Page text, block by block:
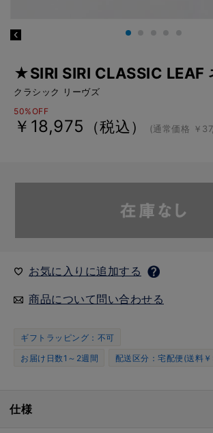
★SIRI SIRI CLASSIC LEAF
クラシック リーヴズ
50%OFF
￥18,975 （税込） (通常価格 ￥
お気に入りに追加する
商品について問い合わせる
ギフトラッピング：不可
お届け日数1～2週間
配送区分：宅配便(送料
仕様